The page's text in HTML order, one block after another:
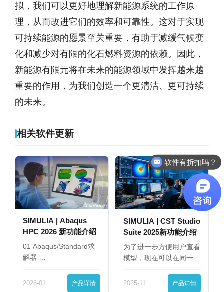
拟，我们可以更好地理解新能源系统的工作原
理，从而改进它们的效率和可靠性。这对于实现
可持续能源的愿景至关重要，有助于减缓气候变
化和减少对有限的化石燃料资源的依赖。因此，
新能源有限元将在未来的能源领域中发挥越来越
重要的作用，为我们创造一个更清洁、更可持续
的未来。
相关软件更新
SIMULIA | Abaqus
HPC 2026 新功能介绍
01 Abaqus/Standard求
解器 …
2026-01 产品详情
SIMULIA | CST Studio
Suite 2025新功能介绍
为了进一步方便用户查看
模型，现在可以在同一
2025-11 产品详情
软件有折扣吗？